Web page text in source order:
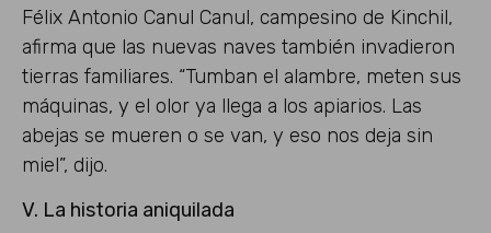
Félix Antonio Canul Canul, campesino de Kinchil,
afirma que las nuevas naves también invadieron
tierras familiares. “Tumban el alambre, meten sus
máquinas, y el olor ya llega a los apiarios. Las
abejas se mueren o se van, y eso nos deja sin
miel”, dijo.
V. La historia aniquilada